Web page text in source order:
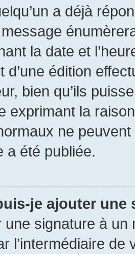
a déjà
la date et
d’une édition
bien qu’ils
exprimant la
ne
a été publiée.
je ajouter une
une signature à un
l’intermédiaire